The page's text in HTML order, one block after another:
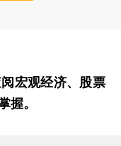
阅宏观经济、股票
握。